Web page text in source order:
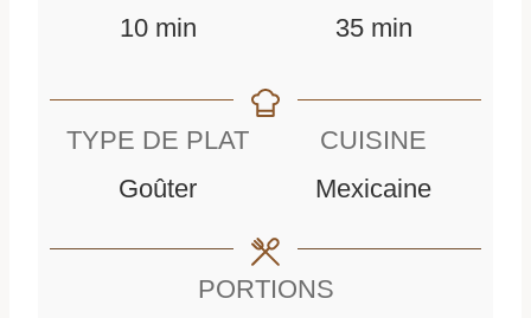
10m
n
u
min
35m
n
u
min
TYPE DE PLAT
Goûter
CUISINE
Mexicaine
PORTIONS